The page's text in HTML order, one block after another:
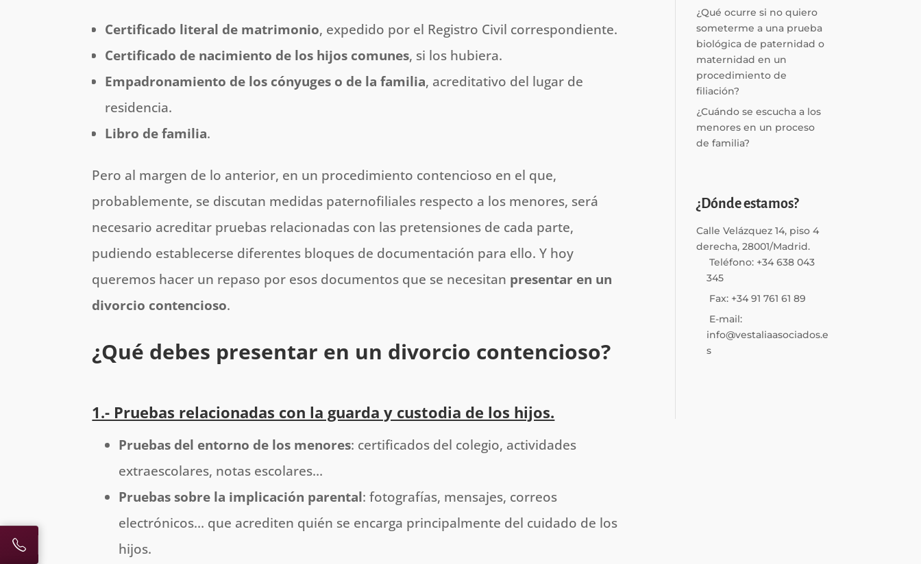
Certificado literal de matrimonio, expedido por el Registro Civil correspondiente.
Certificado de nacimiento de los hijos comunes, si los hubiera.
Empadronamiento de los cónyuges o de la familia, acreditativo del lugar de
residencia.
Libro de familia.
Pero al margen de lo anterior, en un procedimiento contencioso en el que,
probablemente, se discutan medidas paternofiliales respecto a los menores, será
necesario acreditar pruebas relacionadas con las pretensiones de cada parte,
pudiendo establecerse diferentes bloques de documentación para ello. Y hoy
queremos hacer un repaso por esos documentos que se necesitan presentar en un
divorcio contencioso.
¿Qué debes presentar en un divorcio contencioso?
1.- Pruebas relacionadas con la guarda y custodia de los hijos.
Pruebas del entorno de los menores: certificados del colegio, actividades
extraescolares, notas escolares…
Pruebas sobre la implicación parental: fotografías, mensajes, correos
electrónicos… que acrediten quién se encarga principalmente del cuidado de los
hijos.
¿Qué ocurre si no quiero
someterme a una prueba
biológica de paternidad o
maternidad en un
procedimiento de
filiación?
¿Cuándo se escucha a los
menores en un proceso
de familia?
¿Dónde estamos?
Calle Velázquez 14, piso 4
derecha, 28001/Madrid.
Teléfono: +34 638 043
345
Fax: +34 91 761 61 89
E-mail:
info@vestaliaasociados.e
s